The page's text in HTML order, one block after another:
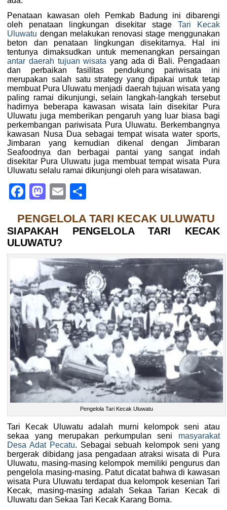
Penataan kawasan oleh Pemkab Badung ini dibarengi
oleh penataan lingkungan disekitar stage Tari Kecak
Uluwatu dengan melakukan renovasi stage menggunakan
beton dan penataan lingkungan disekitarnya. Hal ini
tentunya dimaksudkan untuk memenangkan persaingan
antar daerah tujuan wisata yang ada di Bali. Pengadaan
dan perbaikan fasilitas pendukung pariwisata ini
merupakan salah satu strategy yang dipakai untuk tetap
membuat Pura Uluwatu menjadi daerah tujuan wisata yang
paling ramai dikunjungi, selain langkah-langkah tersebut
hadirnya beberapa kawasan wisata lain disekitar Pura
Uluwatu juga memberikan pengaruh yang luar biasa bagi
perkembangan pariwisata Pura Uluwatu. Berkembangnya
kawasan Nusa Dua sebagai tempat wisata water sports,
Jimbaran yang kemudian dikenal dengan Jimbaran
Seafoodnya dan berbagai pantai yang sangat indah
disekitar Pura Uluwatu juga membuat tempat wisata Pura
Uluwatu selalu ramai dikunjungi oleh para wisatawan.
Facebook
Mastodon
Email
PENGELOLA TARI KECAK ULUWATU
SIAPAKAH PENGELOLA TARI KECAK
ULUWATU?
Pengelola Tari Kecak Uluwatu
Tari Kecak Uluwatu adalah murni kelompok seni atau
sekaa yang merupakan perkumpulan seni masyarakat
Desa Adat Pecatu. Sebagai sebuah kelompok seni yang
bergerak dibidang jasa pengadaan atraksi wisata di Pura
Uluwatu, masing-masing kelompok memiliki pengurus dan
pengelola masing-masing. Patut dicatat bahwa di kawasan
wisata Pura Uluwatu terdapat dua kelompok kesenian Tari
Kecak, masing-masing adalah Sekaa Tarian Kecak di
Uluwatu dan Sekaa Tari Kecak Karang Boma.